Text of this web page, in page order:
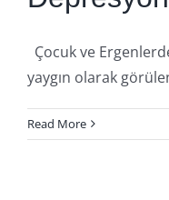
Çocuk ve
yaygın olarak
Read More